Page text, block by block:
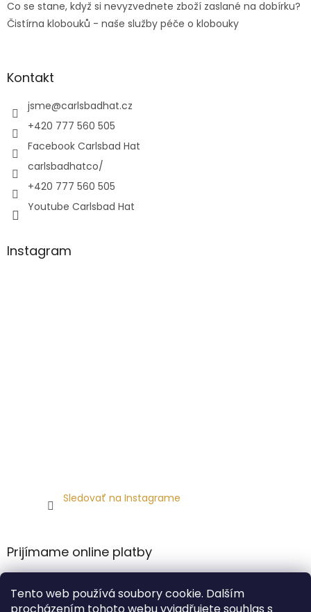
Tento web používá soubory cookie. Dalším
Co se stane, když si nevyzvednete zboží zaslané na dobírku?
Čistírna klobouků - naše služby péče o klobouky
Kontakt
jsme@carlsbadhat.cz
+420 777 560 505
Facebook Carlsbad Hat
carlsbadhatco/
+420 777 560 505
Youtube Carlsbad Hat
Instagram
Sledovať na Instagrame
Prijímame online platby